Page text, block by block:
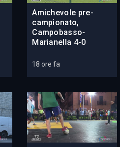
Amichevole pre-
campionato,
Campobasso-
Marianella 4-0
18 ore fa